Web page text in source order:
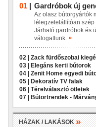
01 | Gardróbok új
Az olasz bútorgyártók
lélegzetelállítóan
Járható gardróbok és
válogattunk. »
02 |
Zack fürdőszobai
03 |
Elegáns kerti bútorok
04 |
Zenit Home egyedi
05 |
Dekoratív TV falak
06 |
Térelválasztó ötletek
07 |
Bútortrendek -
HÁZAK / LAKÁSOK »